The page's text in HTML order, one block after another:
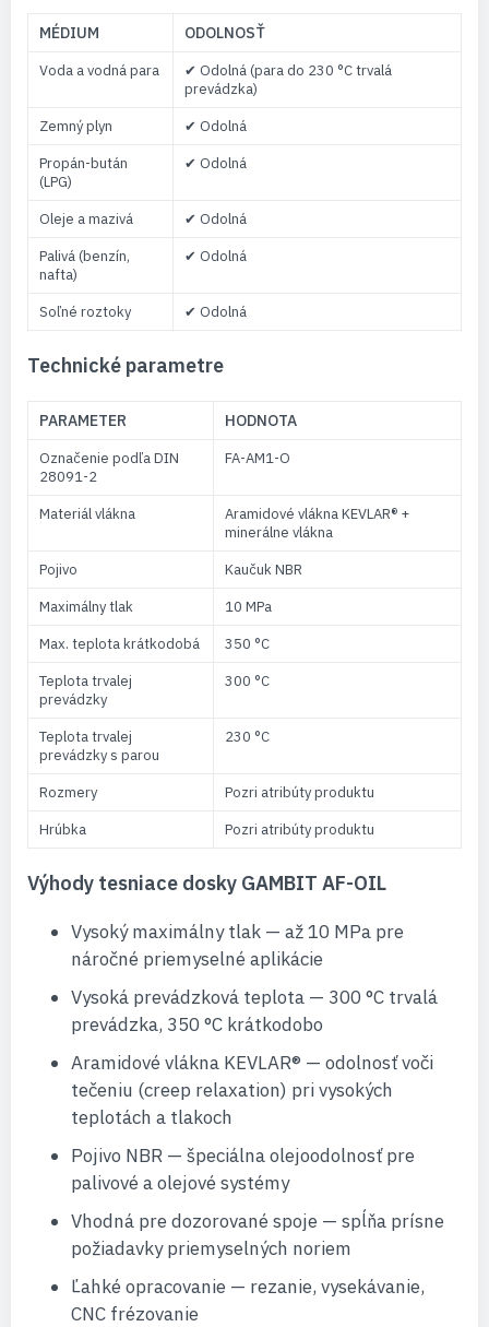
MÉDIUM ODOLNOSŤ
Voda a vodná para
✔ Odolná (para do 230 °C trvalá
prevádzka)
Zemný plyn
✔ Odolná
Propán-bután
(LPG)
✔ Odolná
Oleje a mazivá
✔ Odolná
Palivá (benzín,
nafta)
✔ Odolná
Soľné roztoky ✔ Odolná
Technické parametre
PARAMETER HODNOTA
Označenie podľa DIN
28091-2
FA-AM1-O
Materiál vlákna
Aramidové vlákna KEVLAR® +
minerálne vlákna
Pojivo
Kaučuk NBR
Maximálny tlak
10 MPa
Max. teplota krátkodobá
350 °C
Teplota trvalej
prevádzky
300 °C
Teplota trvalej
prevádzky s parou
230 °C
Rozmery
Pozri atribúty produktu
Hrúbka
Pozri atribúty produktu
Výhody tesniace dosky GAMBIT AF-OIL
Vysoký maximálny tlak — až 10 MPa pre
náročné priemyselné aplikácie
Vysoká prevádzková teplota — 300 °C trvalá
prevádzka, 350 °C krátkodobo
Aramidové vlákna KEVLAR® — odolnosť voči
tečeniu (creep relaxation) pri vysokých
teplotách a tlakoch
Pojivo NBR — špeciálna olejoodolnosť pre
palivové a olejové systémy
Vhodná pre dozorované spoje — spĺňa prísne
požiadavky priemyselných noriem
Ľahké opracovanie — rezanie, vysekávanie,
CNC frézovanie